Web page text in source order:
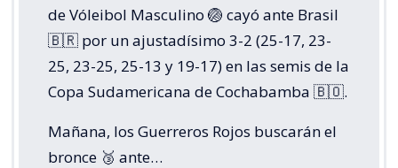
de Vóleibol Masculino 🏐 cayó ante Brasil
🇧🇷 por un ajustadísimo 3-2 (25-17, 23-
25, 23-25, 25-13 y 19-17) en las semis de la
Copa Sudamericana de Cochabamba 🇧🇴.
Mañana, los Guerreros Rojos buscarán el
bronce 🥉 ante…